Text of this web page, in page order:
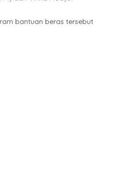
bantuan beras tersebut